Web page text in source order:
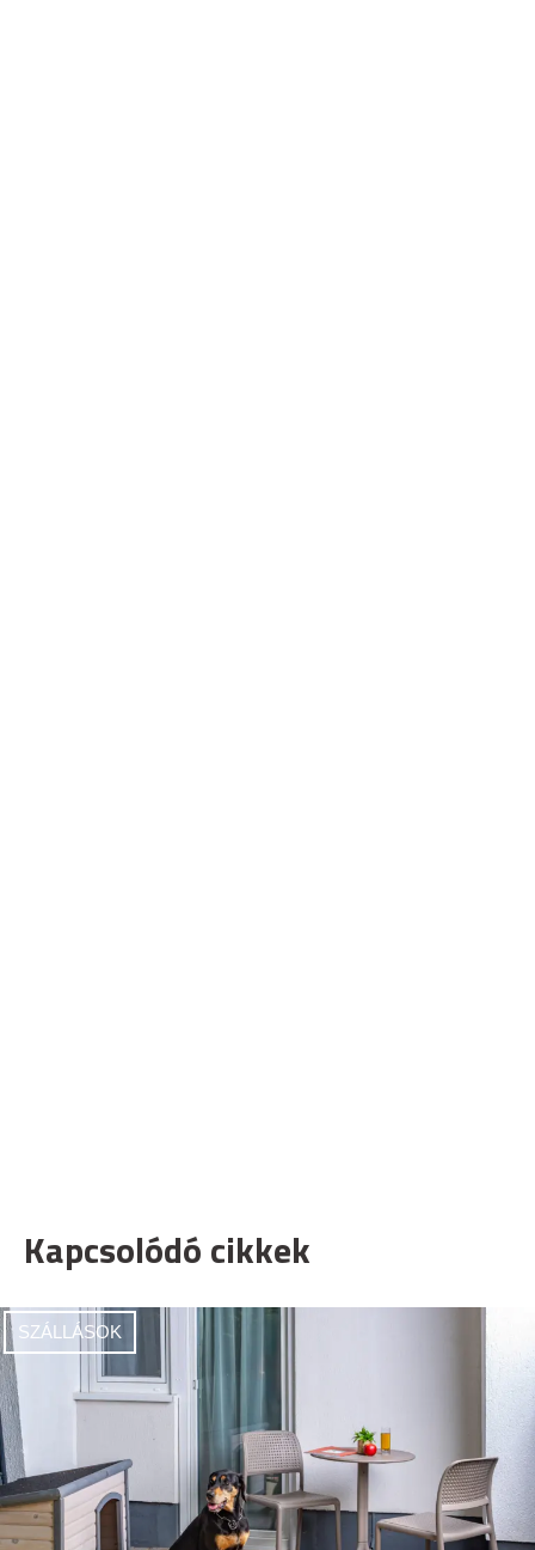
Kapcsolódó cikkek
SZÁLLÁSOK